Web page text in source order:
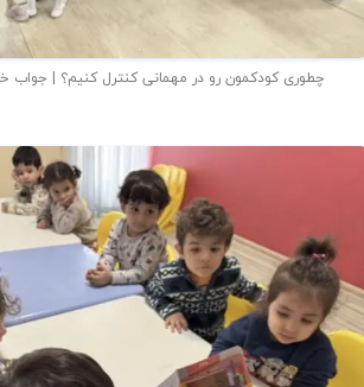
چطوری کودکمون رو در مهمانی کنترل کنیم؟ | جواب